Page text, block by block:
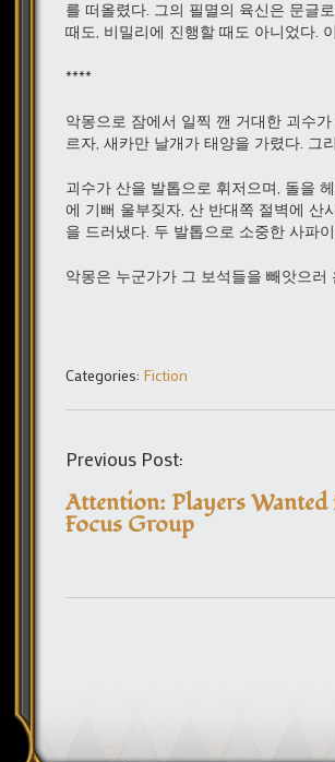
를 떠올렸다. 그의 필멸의 육신은 문글
때도, 비밀리에 진행할 때도 아니었다.
****
악몽으로 잠에서 일찍 깬 거대한 괴수
르자, 새카만 날개가 태양을 가렸다. 그
괴수가 산을 발톱으로 휘저으며, 돌을
에 기뻐 울부짖자, 산 반대쪽 절벽에 산
을 드러냈다. 두 발톱으로 소중한 사파
악몽은 누군가가 그 보석들을 빼앗으
Categories: Fiction
Previous Post:
Attention: Players
Focus Group